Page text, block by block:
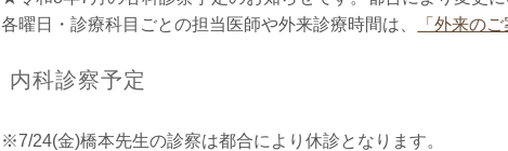
各曜日・診療科目ごとの担当医師や外来診療時間は、
「外来のご
内科診察予定
※7/24(金)橋本先生の診察は都合により休診となります。